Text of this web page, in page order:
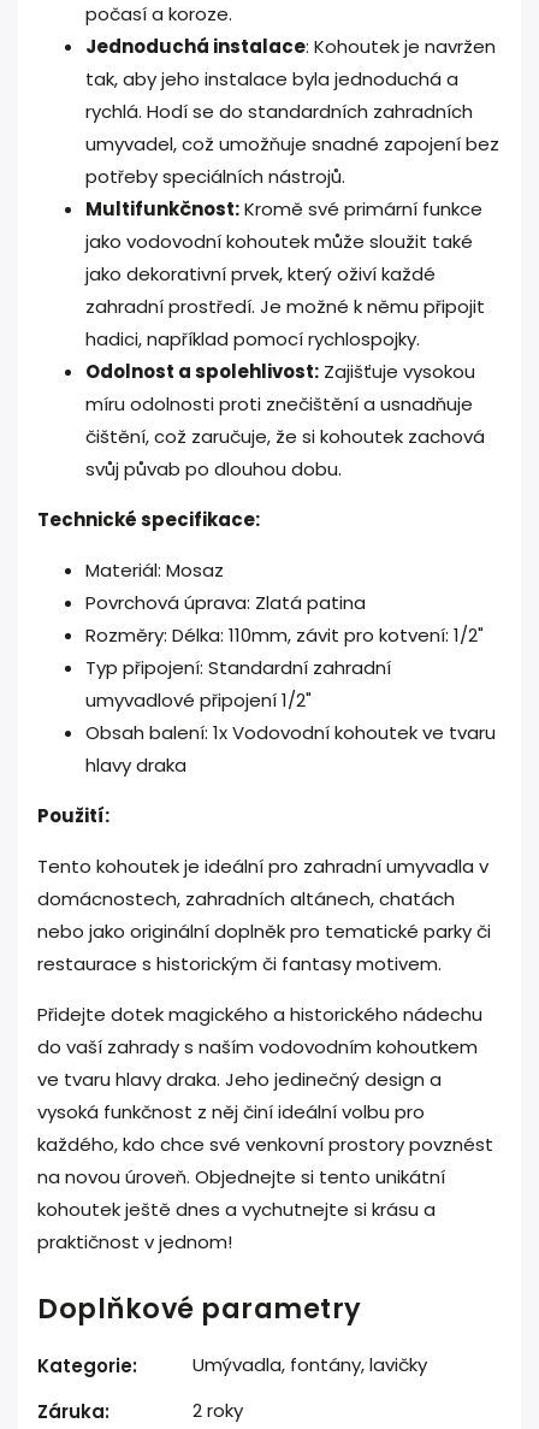
počasí a koroze.
Jednoduchá instalace: Kohoutek je navržen
tak, aby jeho instalace byla jednoduchá a
rychlá. Hodí se do standardních zahradních
umyvadel, což umožňuje snadné zapojení bez
potřeby speciálních nástrojů.
Multifunkčnost:Kromě své primární funkce
jako vodovodní kohoutek může sloužit také
jako dekorativní prvek, který oživí každé
zahradní prostředí. Je možné k němu připojit
hadici, například pomocí rychlospojky.
Odolnost a spolehlivost: Zajišťuje vysokou
míru odolnosti proti znečištění a usnadňuje
čištění, což zaručuje, že si kohoutek zachová
svůj půvab po dlouhou dobu.
Technické specifikace:
Materiál: Mosaz
Povrchová úprava: Zlatá patina
Rozměry: Délka: 110mm, závit pro kotvení: 1/2"
Typ připojení: Standardní zahradní
umyvadlové připojení 1/2"
Obsah balení: 1x Vodovodní kohoutek ve tvaru
hlavy draka
Použití:
Tento kohoutek je ideální pro zahradní umyvadla v
domácnostech, zahradních altánech, chatách
nebo jako originální doplněk pro tematické parky či
restaurace s historickým či fantasy motivem.
Přidejte dotek magického a historického nádechu
do vaší zahrady s naším vodovodním kohoutkem
ve tvaru hlavy draka. Jeho jedinečný design a
vysoká funkčnost z něj činí ideální volbu pro
každého, kdo chce své venkovní prostory povznést
na novou úroveň. Objednejte si tento unikátní
kohoutek ještě dnes a vychutnejte si krásu a
praktičnost v jednom!
Doplňkové parametry
Kategorie:
Umývadla, fontány, lavičky
Záruka:
2 roky